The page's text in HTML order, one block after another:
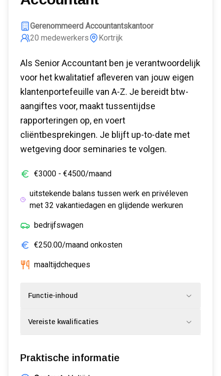
Gerenommeerd Accountantskantoor
20 medewerkers Kortrijk
Als Senior Accountant ben je verantwoordelijk
voor het kwalitatief afleveren van jouw eigen
klantenportefeuille van A-Z. Je bereidt btw-
aangiftes voor, maakt tussentijdse
rapporteringen op, en voert
cliëntbesprekingen. Je blijft up-to-date met
wetgeving door seminaries te volgen.
€3000 - €4500/maand
uitstekende balans tussen werk en privéleven
met 32 vakantiedagen en glijdende werkuren
bedrijfswagen
€250.00/maand onkosten
maaltijdcheques
Functie-inhoud
Vereiste kwalificaties
Praktische informatie